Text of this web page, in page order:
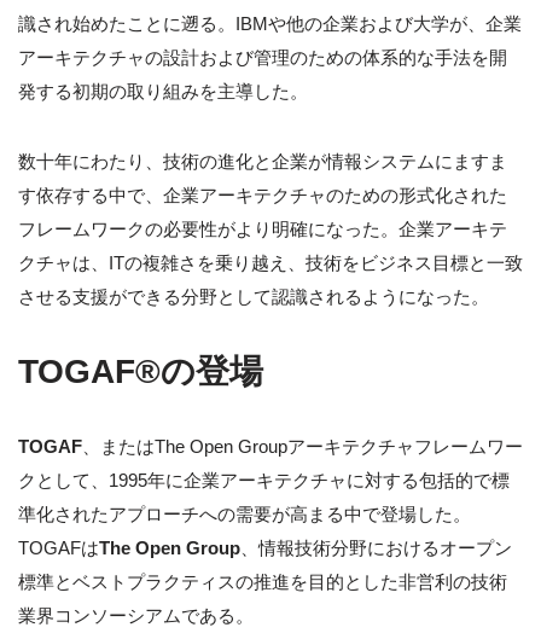
識され始めたことに遡る。IBMや他の企業および大学が、企業
アーキテクチャの設計および管理のための体系的な手法を開
発する初期の取り組みを主導した。
数十年にわたり、技術の進化と企業が情報システムにますま
す依存する中で、企業アーキテクチャのための形式化された
フレームワークの必要性がより明確になった。企業アーキテ
クチャは、ITの複雑さを乗り越え、技術をビジネス目標と一致
させる支援ができる分野として認識されるようになった。
TOGAF®の登場
TOGAF 、またはThe Open Groupアーキテクチャフレームワー
クとして、1995年に企業アーキテクチャに対する包括的で標
準化されたアプローチへの需要が高まる中で登場した。
TOGAFはThe Open Group 、情報技術分野におけるオープン
標準とベストプラクティスの推進を目的とした非営利の技術
業界コンソーシアムである。